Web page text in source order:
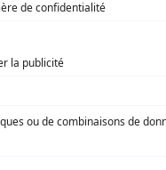
du scénariste Lee
un film qui ne
beaucoup de finesse
En effet, celles-
présents dans la
trop rarement vue dans